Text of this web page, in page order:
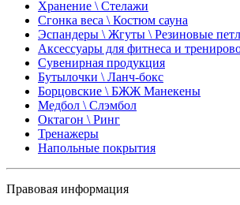
Хранение \ Стелажи
Сгонка веса \ Костюм сауна
Эспандеры \ Жгуты \ Резиновые
Аксессуары для фитнеса и
Сувенирная продукция
Бутылочки \ Ланч-бокс
Борцовские \ БЖЖ Манекены
Медбол \ Слэмбол
Октагон \ Ринг
Тренажеры
Напольные покрытия
Правовая информация